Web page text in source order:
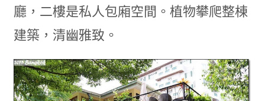
廳，二樓是私人包廂空間。植物攀爬整棟
建築， 清幽雅致。